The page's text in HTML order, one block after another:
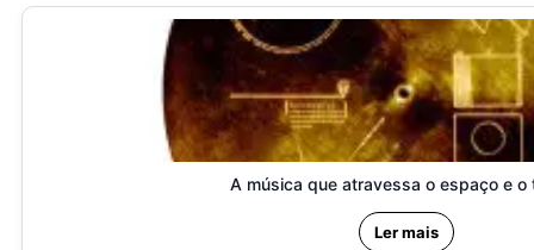
A música que atravessa o espaço e o
Ler mais